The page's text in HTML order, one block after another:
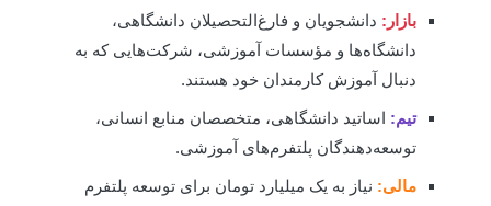
بازار: دانشجویان و فارغ‌التحصیلان دانشگاهی،
دانشگاه‌ها و مؤسسات آموزشی، شرکت‌هایی که به
دنبال آموزش کارمندان خود هستند.
تیم: اساتید دانشگاهی، متخصصان منابع انسانی،
توسعه‌دهندگان پلتفرم‌های آموزشی.
مالی:نیاز به یک میلیارد تومان برای توسعه پلتفرم